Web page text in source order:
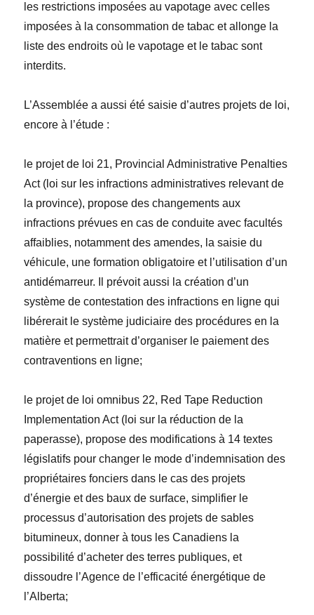
les restrictions imposées au vapotage avec celles
imposées à la consommation de tabac et allonge la
liste des endroits où le vapotage et le tabac sont
interdits.
L’Assemblée a aussi été saisie d’autres projets de loi,
encoreà l’étude :
le projet de loi 21, Provincial Administrative Penalties
Act(loi sur les infractions administratives relevant de
la province), propose des changements aux
infractions prévues en cas de conduite avec facultés
affaiblies, notamment des amendes, la saisie du
véhicule, une formation obligatoire et l’utilisation d’un
antidémarreur. Il prévoit aussi la création d’un
système de contestation des infractions en ligne qui
libérerait le système judiciaire des procédures en la
matière et permettrait d’organiser le paiement des
contraventions en ligne;
le projet de loi omnibus 22, Red Tape Reduction
ImplementationAct (loi sur la réduction de la
paperasse), propose des modifications à 14 textes
législatifs pour changer le mode d’indemnisation des
propriétaires fonciers dans le cas des projets
d’énergie et des baux de surface, simplifier le
processus d’autorisation des projets de sables
bitumineux, donner à tous les Canadiens la
possibilité d’acheter des terres publiques, et
dissoudre l’Agence de l’efficacitéénergétique de
l’Alberta;